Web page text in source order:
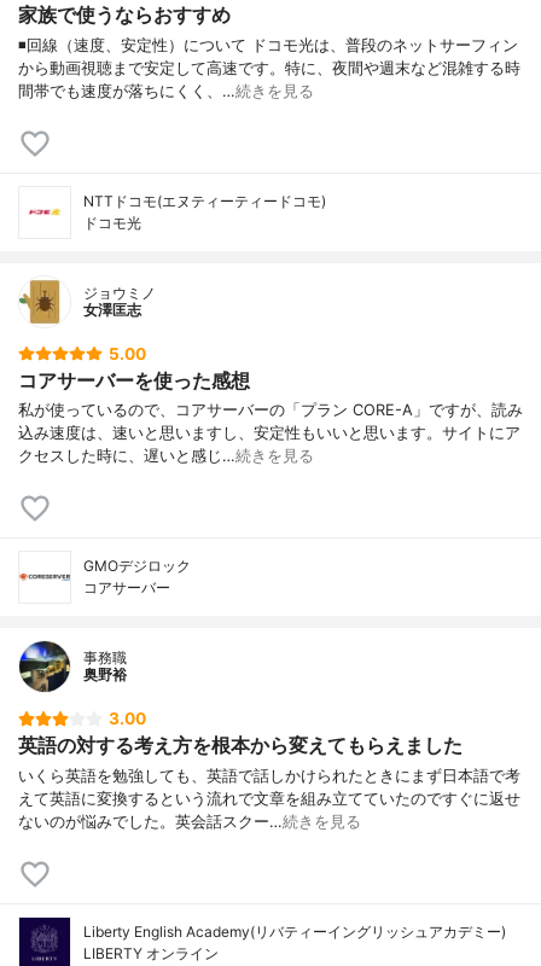
家族で使うならおすすめ
◾️回線（速度、安定性）について ドコモ光は、普段のネットサーフィン
から動画視聴まで安定して高速です。特に、夜間や週末など混雑する時
間帯でも速度が落ちにくく、…続きを見る
NTTドコモ(エヌティーティードコモ)
ドコモ光
ジョウミノ
女澤匡志
5.00
コアサーバーを使った感想
私が使っているので、コアサーバーの「プラン CORE-A」ですが、読み
込み速度は、速いと思いますし、安定性もいいと思います。サイトにア
クセスした時に、遅いと感じ…続きを見る
GMOデジロック
コアサーバー
事務職
奥野裕
3.00
英語の対する考え方を根本から変えてもらえました
いくら英語を勉強しても、英語で話しかけられたときにまず日本語で考
えて英語に変換するという流れで文章を組み立てていたのですぐに返せ
ないのが悩みでした。英会話スクー…続きを見る
Liberty English Academy(リバティーイングリッシュアカデミー)
LIBERTY オンライン